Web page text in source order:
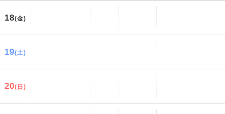
18(金)
19(土)
20(日)